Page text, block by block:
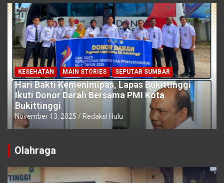
KESEHATAN MAIN STORIES SEPUTAR SUMBAR
Hari Bakti Kemenimipas, Lapas Bukittinggi
Ikuti Donor Darah Bersama PMI Kota
Bukittinggi
November 13, 2025 Redaksi Hulu
Olahraga